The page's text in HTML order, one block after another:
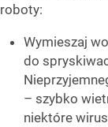
roboty:
Wymieszaj
do
– szybko
niektóre